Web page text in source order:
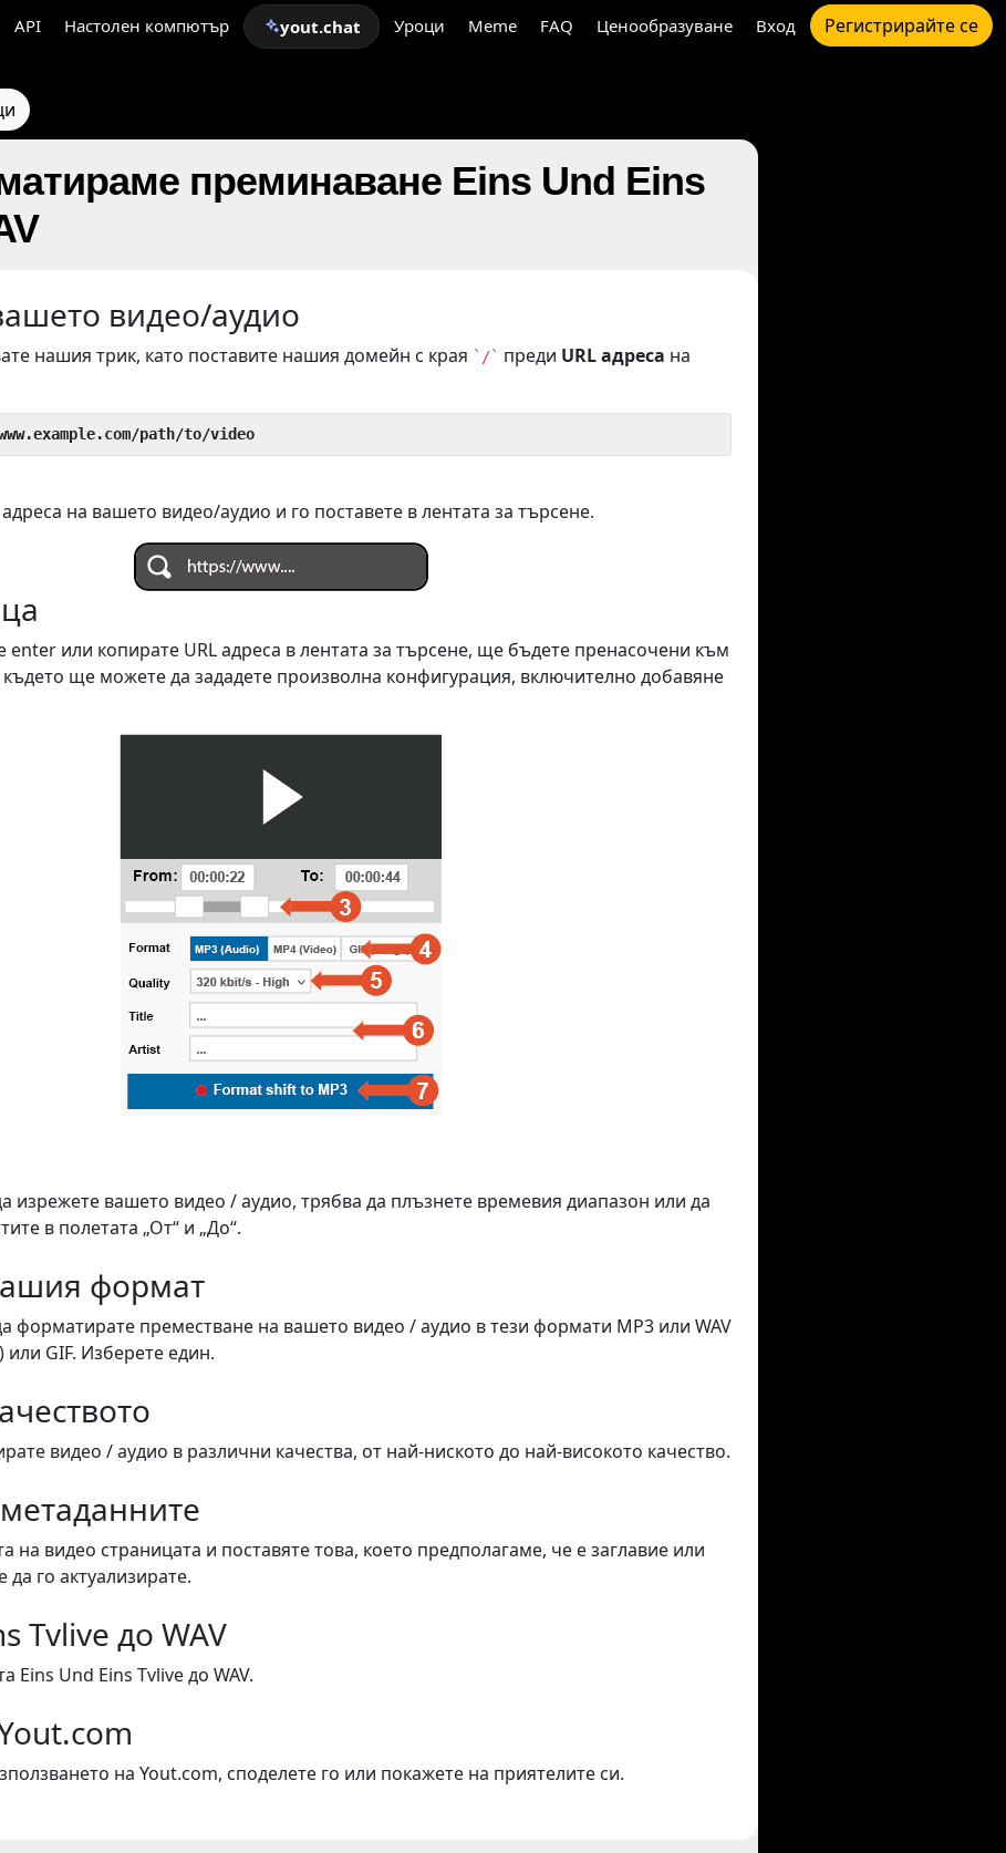
API Настолен компютър yout.chat Уроци Meme FAQ Ценообразуване Вход Регистрирайте се
преминаване Eins Und Eins
видео/аудио
нашия трик, като поставите нашия домейн с края `/` преди URL адреса на
path/to/video
на вашето видео/аудио и го поставете в лентата за търсене.
enter или копирате URL адреса в лентата за търсене, ще бъдете пренасочени към
където ще можете да зададете произволна конфигурация, включително добавяне
изрежете вашето видео / аудио, трябва да плъзнете времевия диапазон или да
в полетата „От“ и „До“.
формат
форматирате преместване на вашето видео / аудио в тези формати MP3 или WAV
или GIF. Изберете един.
видео / аудио в различни качества, от най-ниското до най-високото качество.
на видео страницата и поставяте това, което предполагаме, че е заглавие или
го актуализирате.
Tvlive до WAV
Und Eins Tvlive до WAV.
на Yout.com, споделете го или покажете на приятелите си.